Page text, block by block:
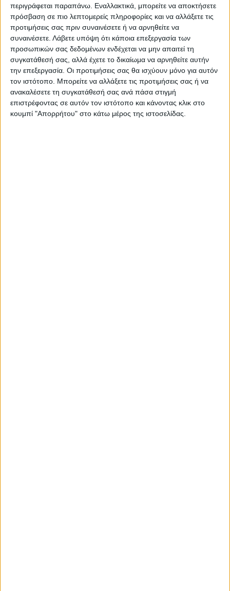
περιγράφεται παραπάνω. Εναλλακτικά, μπορείτε να αποκτήσετε
πρόσβαση σε πιο λεπτομερείς πληροφορίες και να αλλάξετε τις
προτιμήσεις σας πριν συναινέσετε ή να αρνηθείτε να
συναινέσετε. Λάβετε υπόψη ότι κάποια επεξεργασία των
προσωπικών σας δεδομένων ενδέχεται να μην απαιτεί τη
συγκατάθεσή σας, αλλά έχετε το δικαίωμα να αρνηθείτε αυτήν
την επεξεργασία. Οι προτιμήσεις σας θα ισχύουν μόνο για αυτόν
τον ιστότοπο. Μπορείτε να αλλάξετε τις προτιμήσεις σας ή να
ανακαλέσετε τη συγκατάθεσή σας ανά πάσα στιγμή
επιστρέφοντας σε αυτόν τον ιστότοπο και κάνοντας κλικ στο
κουμπί "Απορρήτου" στο κάτω μέρος της ιστοσελίδας.
VIDEO ΤΗΣ ΘΕΣΣΑΛΙΑΣ
Περιπέτεια για τον πρόεδρο του Ε.Κ.Λ
Γιάννη Σκόκα